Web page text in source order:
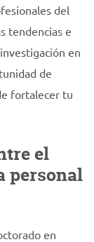
del
tendencias e
en
de
fortalecer tu
el
personal
en